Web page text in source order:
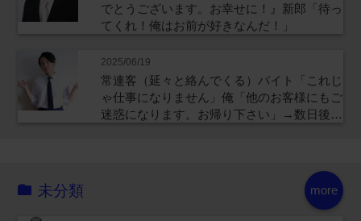
でとうございます。お幸せに！』新郎「待っ
てくれ！俺はお前が好きなんだ！」
2025/06/19
常連客（延々と絡んでくる）バイト「これじ
ゃ仕事になりません」俺「他のお客様にもご
迷惑になります。お帰り下さい」→数日後…
more
未分類